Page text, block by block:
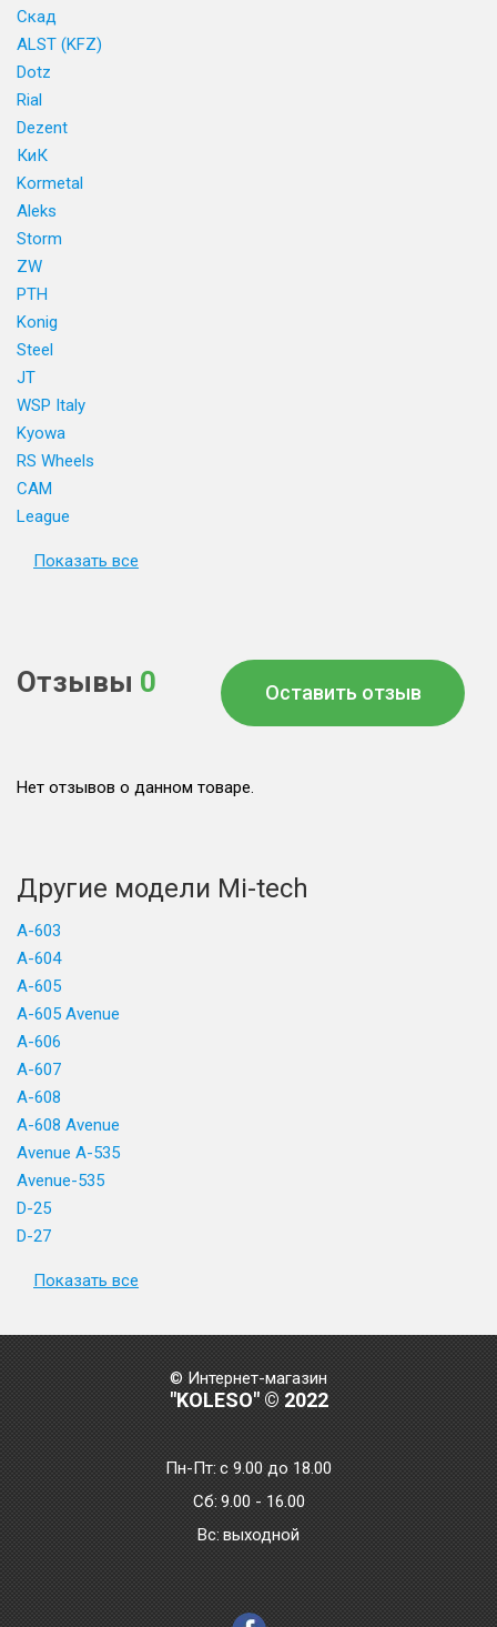
Скад
ALST (KFZ)
Dotz
Rial
Dezent
КиК
Kormetal
Aleks
Storm
ZW
PTH
Konig
Steel
JT
WSP Italy
Kyowa
RS Wheels
CAM
League
Показать все
Отзывы 0 Оставить отзыв
Нет отзывов о данном товаре.
Другие модели Mi-tech
A-603
A-604
A-605
A-605 Avenue
A-606
A-607
A-608
A-608 Avenue
Avenue A-535
Avenue-535
D-25
D-27
Показать все
© Интернет-магазин
"KOLESO" © 2022
Пн-Пт:с 9.00 до 18.00
Сб: 9.00 - 16.00
Bc: выходной